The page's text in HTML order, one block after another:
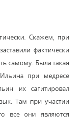
Скажем, при
фактически
самому. Была такая
при медресе
их сагитировал
Там при участии
все они являются